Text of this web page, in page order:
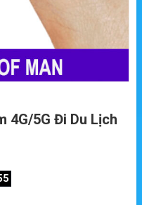
4G/5G Đi Du Lịch